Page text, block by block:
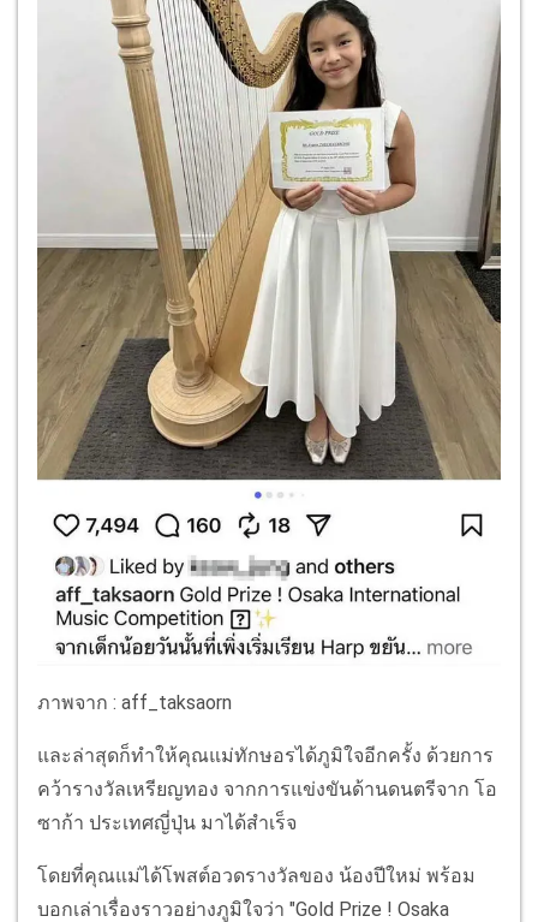
ภาพจาก : aff_taksaorn
และล่าสุดก็ทำให้คุณแม่ทักษอรได้ภูมิใจอีกครั้ง ด้วยการ
คว้ารางวัลเหรียญทอง จากการแข่งขันด้านดนตรีจาก โอ
ซาก้า ประเทศญี่ปุ่น มาได้สำเร็จ
โดยที่คุณแม่ได้โพสต์อวดรางวัลของ น้องปีใหม่ พร้อม
บอกเล่าเรื่องราวอย่างภูมิใจว่า "Gold Prize ! Osaka